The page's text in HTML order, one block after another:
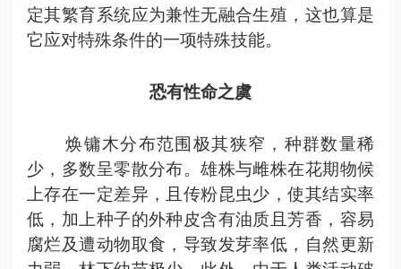
定其繁育系统应为兼性无融合生殖，这也算是
它应对特殊条件的一项特殊技能。
恐有性命之虞
焕镛木分布范围极其狭窄，种群数量稀
少，多数呈零散分布。雄株与雌株在花期物候
上存在一定差异，且传粉昆虫少，使其结实率
低，加上种子的外种皮含有油质且芳香，容易
腐烂及遭动物取食，导致发芽率低，自然更新